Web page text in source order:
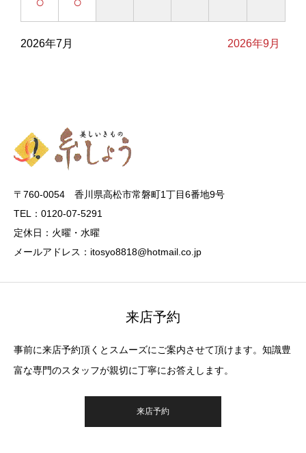
2026年7月 2026年9月
〒760-0054 香川県高松市常磐町1丁目6番地9号
TEL：0120-07-5291
定休日：火曜・水曜
メールアドレス：itosyo8818@hotmail.co.jp
来店予約
事前に来店予約頂くとスムーズにご案内させて頂けます。知識豊
富な専門のスタッフが親切に丁寧にお答えします。
来店予約